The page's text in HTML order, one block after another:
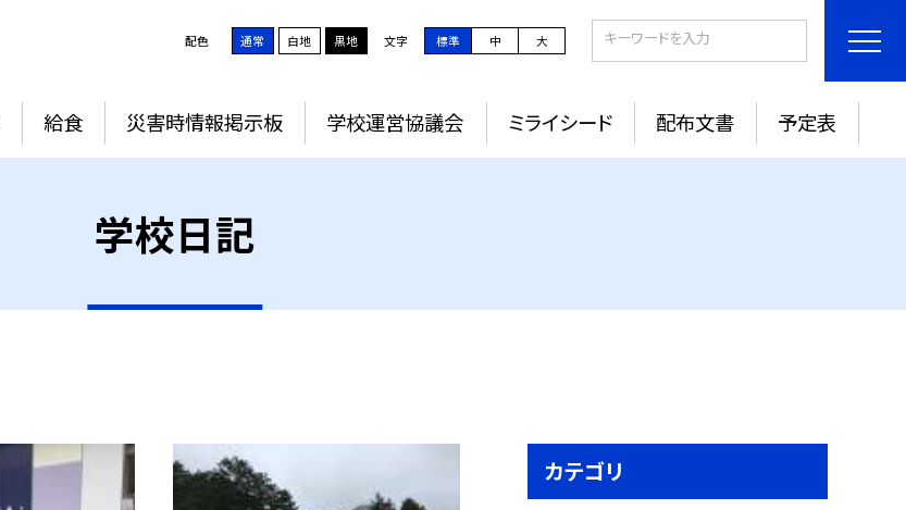
配色 通常 白地 黒地 文字 標準 中 大
給食 災害時情報掲示板 学校運営協議会 ミライシード 配布文書 予定表
学校日記
カテゴリ